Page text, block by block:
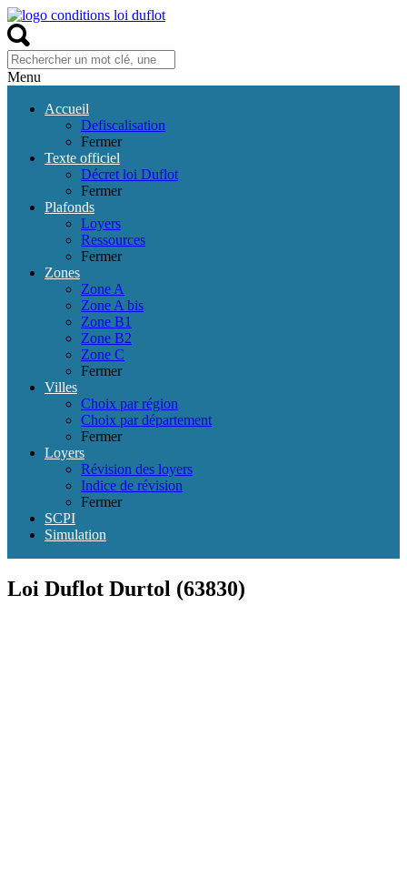
Menu
Accueil
Defiscalisation
Fermer
Texte officiel
Décret loi Duflot
Fermer
Plafonds
Loyers
Ressources
Fermer
Zones
Zone A
Zone A bis
Zone B1
Zone B2
Zone C
Fermer
Villes
Choix par région
Choix par département
Fermer
Loyers
Révision des loyers
Indice de révision
Fermer
SCPI
Simulation
Loi Duflot Durtol (63830)